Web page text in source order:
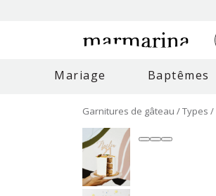
Mariage Baptêmes
Garnitures de gâteau Types